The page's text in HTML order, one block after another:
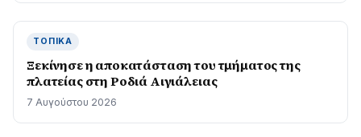
ΤΟΠΙΚΆ
Ξεκίνησε η αποκατάσταση του τμήματος της
πλατείας στη Ροδιά Αιγιάλειας
7 Αυγούστου 2026